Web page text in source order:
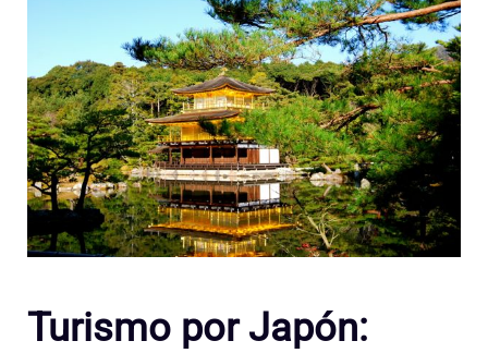
Turismo por Japón: